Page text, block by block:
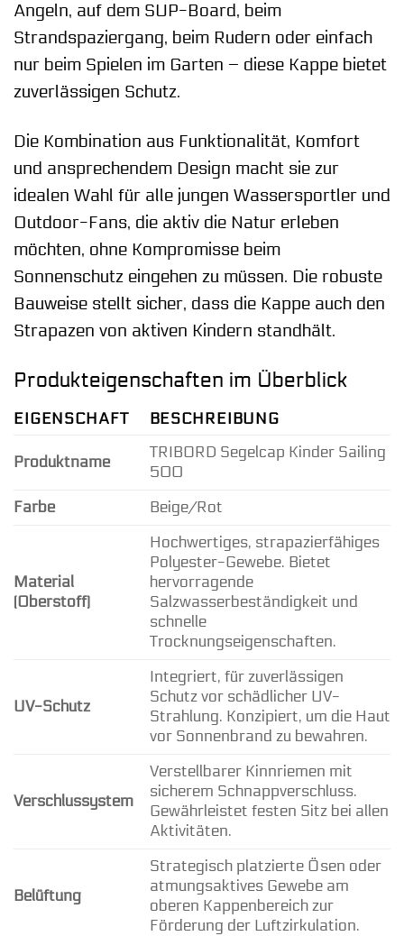
Angeln, auf dem SUP-Board, beim
Strandspaziergang, beim Rudern oder einfach
nur beim Spielen im Garten – diese Kappe bietet
zuverlässigen Schutz.
Die Kombination aus Funktionalität, Komfort
und ansprechendem Design macht sie zur
idealen Wahl für alle jungen Wassersportler und
Outdoor-Fans, die aktiv die Natur erleben
möchten, ohne Kompromisse beim
Sonnenschutz eingehen zu müssen. Die robuste
Bauweise stellt sicher, dass die Kappe auch den
Strapazen von aktiven Kindern standhält.
Produkteigenschaften im Überblick
EIGENSCHAFT BESCHREIBUNG
Produktname
TRIBORD Segelcap Kinder Sailing
500
Farbe
Beige/Rot
Material
(Oberstoff)
Hochwertiges, strapazierfähiges
Polyester-Gewebe. Bietet
hervorragende
Salzwasserbeständigkeit und
schnelle
Trocknungseigenschaften.
UV-Schutz
Integriert, für zuverlässigen
Schutz vor schädlicher UV-
Strahlung. Konzipiert, um die Haut
vor Sonnenbrand zu bewahren.
Verschlussystem
Verstellbarer Kinnriemen mit
sicherem Schnappverschluss.
Gewährleistet festen Sitz bei allen
Aktivitäten.
Belüftung
Strategisch platzierte Ösen oder
atmungsaktives Gewebe am
oberen Kappenbereich zur
Förderung der Luftzirkulation.